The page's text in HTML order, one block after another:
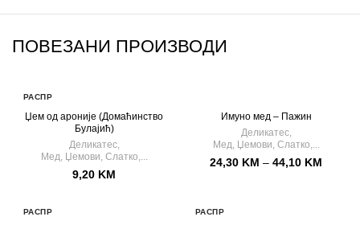
ПОВЕЗАНИ ПРОИЗВОДИ
РАСПР
О
Џем од ароније (Домаћинство
Булајић)
Деликатес,
Мед, Џемови, Слатко,...
9,20 KM
Имуно мед – Пажин
Деликатес,
Мед, Џемови, Слатко,...
24,30 KM – 44,10 KM
РАСПР
РАСПР